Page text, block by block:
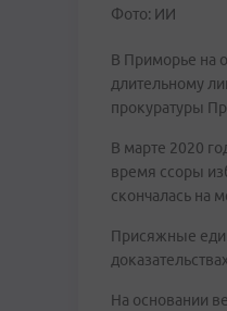
Фото: ИИ
В Приморье на
длительному
прокуратуры
В марте 2020
время ссоры
скончалась на
Присяжные
На основании